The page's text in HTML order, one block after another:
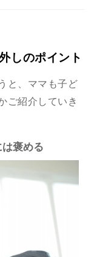
しのポイント
と、ママも子ど
ご紹介していき
は褒める